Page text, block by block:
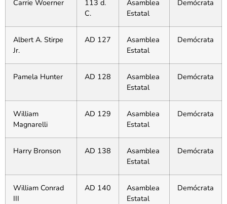
Carrie Woerner
113 d.
C.
Asamblea
Estatal
Demócrata
Albert A. Stirpe
Jr.
AD 127
Asamblea
Estatal
Demócrata
Pamela Hunter AD 128
Asamblea
Estatal
Demócrata
William
Magnarelli
AD 129
Asamblea
Estatal
Demócrata
Harry Bronson AD 138
Asamblea
Estatal
Demócrata
William Conrad
III
AD 140
Asamblea
Estatal
Demócrata